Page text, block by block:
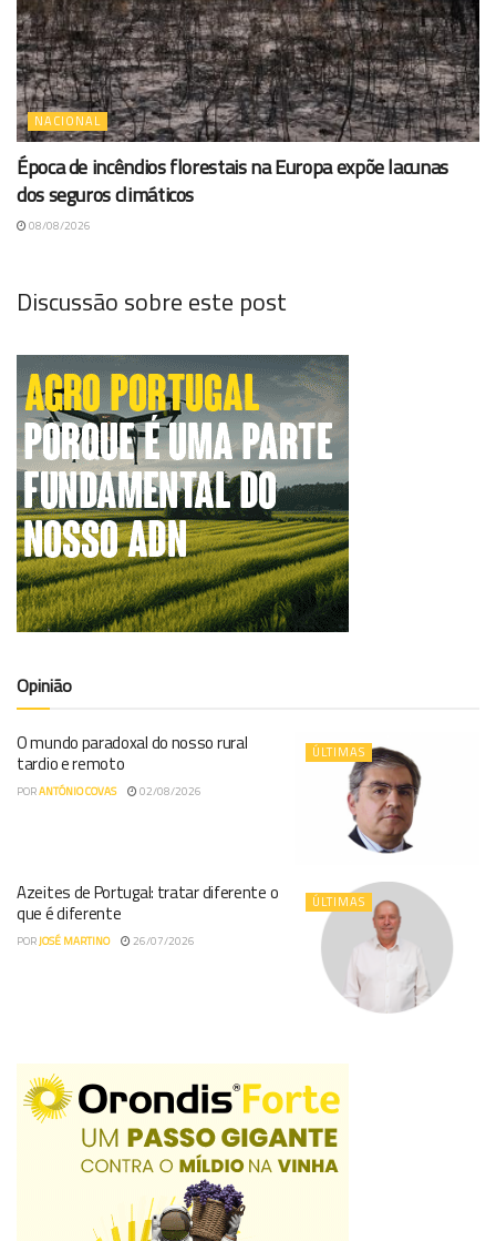
NACIONAL
Época de incêndios florestais na Europa expõe lacunas
dos seguros climáticos
08/08/2026
Discussão sobre este post
Opinião
ÚLTIMAS
O mundo paradoxal do nosso rural
tardio e remoto
PORANTÓNIO COVAS 02/08/2026
ÚLTIMAS
Azeites de Portugal: tratar diferente o
que é diferente
PORJOSÉ MARTINO 26/07/2026